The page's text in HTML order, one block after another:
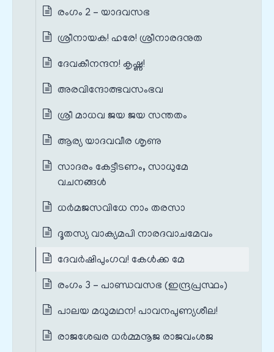
രംഗം 2 – യാദവസഭ
ശ്രീനായക! ഹരേ! ശ്രീനാരദനുത
ദേവകീനന്ദന! കൃഷ്ണ!
അരവിന്ദോത്ഭവസംഭവ
ശ്രീ മാധവ ജയ ജയ സന്തതം
ആര്യ യാദവവീര ശൃണു
സാദരം കേട്ടീടണം, സാധുമേ
വചനങ്ങൾ
ധർമജസവിധേ നാം തരസാ
ദൂതസ്യ വാക്യമപി നാരദവാചമേവം
ദേവർഷിപുംഗവ! കേൾക്ക മേ
രംഗം 3 – പാണ്ഡവസഭ (ഇന്ദ്രപ്രസ്ഥം)
പാലയ മധുമഥന! പാവനപുണ്യശീല!
രാജശേഖര ധർമ്മനൂജ രാജവംശജ